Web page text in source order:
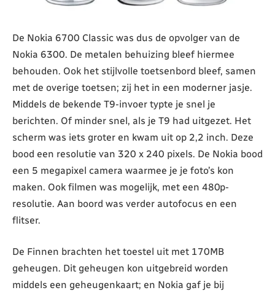
De Nokia 6700 Classic was dus de opvolger van de
Nokia 6300. De metalen behuizing bleef hiermee
behouden. Ook het stijlvolle toetsenbord bleef, samen
met de overige toetsen; zij het in een moderner jasje.
Middels de bekende T9-invoer typte je snel je
berichten. Of minder snel, als je T9 had uitgezet. Het
scherm was iets groter en kwam uit op 2,2 inch. Deze
bood een resolutie van 320 x 240 pixels. De Nokia bood
een 5 megapixel camera waarmee je je foto’s kon
maken. Ook filmen was mogelijk, met een 480p-
resolutie. Aan boord was verder autofocus en een
flitser.
De Finnen brachten het toestel uit met 170MB
geheugen. Dit geheugen kon uitgebreid worden
middels een geheugenkaart; en Nokia gaf je bij